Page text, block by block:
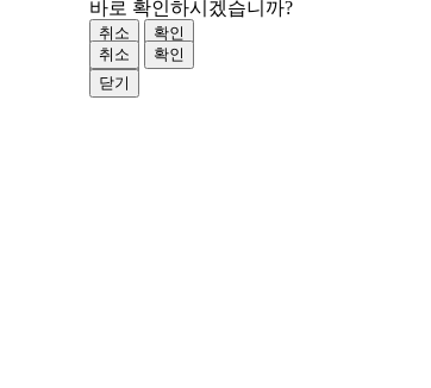
취소
확인
닫기
바로 확인하시겠습니까?
취소
확인
닫기